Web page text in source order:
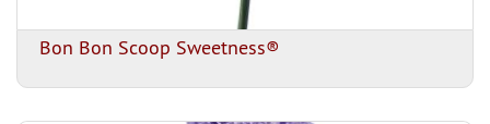
Bon Bon Scoop Sweetness®